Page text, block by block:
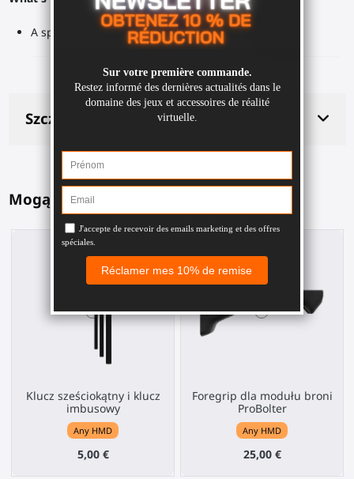
A spare handle for the ProBolter haptic module.
Szczegóły produktu
Mogą Ci się także spodobać
Klucz sześciokątny i klucz
imbusowy
Any HMD
5,00 €
Foregrip dla modułu broni
ProBolter
Any HMD
25,00 €